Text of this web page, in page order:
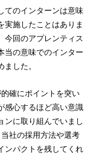
てのインターンは意味
実施したことはありま
今回のアプレンティス
当の意味でのインター
した。
確にポイントを突い
感心するほど高い意識
ンに取り組んでいまし
社の採用方法や選考
ンパクトを残してくれ